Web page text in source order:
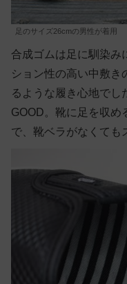
足のサイズ26cmの男性が着用
合成ゴムは足に馴染み
ション性の高い中敷き
るような履き心地でし
GOOD。靴に足を収め
で、靴ベラがなくても